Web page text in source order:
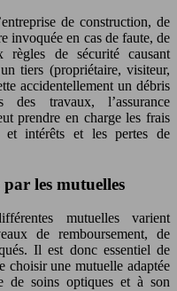
de construction, de
invoquée en cas de faute, de
règles de sécurité causant
tiers (propriétaire, visiteur,
accidentellement un débris
travaux, l’assurance
prendre en charge les frais
et intérêts et les pertes de
les mutuelles
mutuelles varient
de remboursement, de
Il est donc essentiel de
choisir une mutuelle adaptée
de soins optiques et à son